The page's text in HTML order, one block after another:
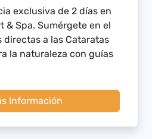
exclusiva de 2 días en
& Spa. Sumérgete en el
a las Cataratas
la naturaleza con guías
Información